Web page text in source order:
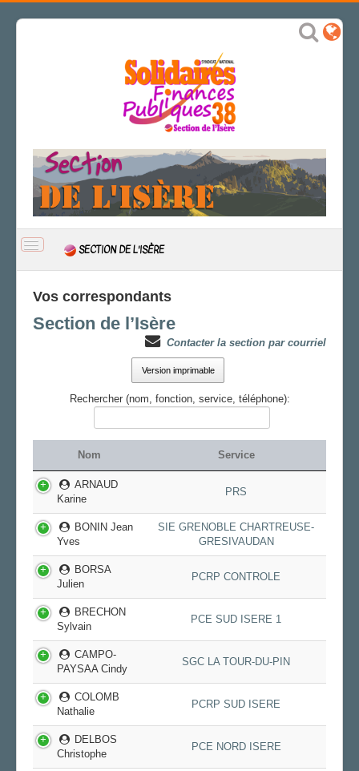
BASCULER
NAVIGATION
SECTION DE L'ISÈRE
CSAL
Archives
LA SECTION
Vos correspondants
Vos élus
AGENDA
ADHÉRER
Vos correspondants
Section de l’Isère
Contacter la section par courriel
Version imprimable
Rechercher (nom, fonction, service, téléphone):
Nom Service
ARNAUD
Karine
PRS
BONIN Jean
Yves
SIE GRENOBLE CHARTREUSE-
GRESIVAUDAN
BORSA
Julien
PCRP CONTROLE
BRECHON
Sylvain
PCE SUD ISERE 1
CAMPO-
PAYSAA Cindy
SGC LA TOUR-DU-PIN
COLOMB
Nathalie
PCRP SUD ISERE
DELBOS
Christophe
PCE NORD ISERE